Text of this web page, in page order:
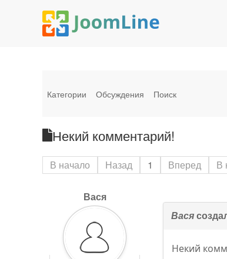
Категории Обсуждения Поиск
Некий комментарий!
В начало Назад 1 Вперед В
Вася
Вася
Некий